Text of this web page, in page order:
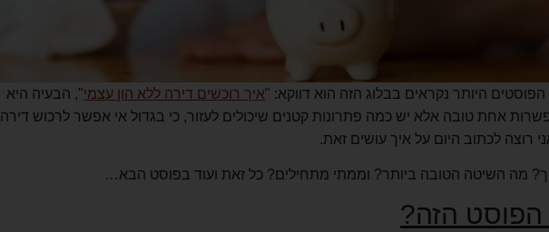
היותר נקראים בבלוג הזה הוא דווקא: "איך רוכשים דירה ללא הון עצמי", הבעיה היא
אחת טובה אלא יש כמה פתרונות קטנים שיכולים לעזור, כי בגדול אי אפשר לרכוש דירה
רוצה לכתוב היום על איך עושים זאת.
מה השיטה הטובה ביותר? וממתי מתחילים? כל זאת ועוד בפוסט הבא…
הפוסט הזה?